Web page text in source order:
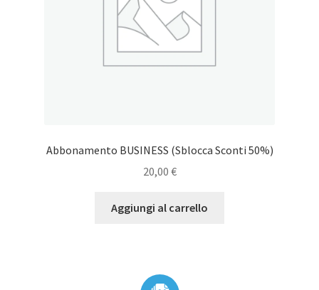
Abbonamento BUSINESS (Sblocca Sconti 50%)
20,00 €
Aggiungi al carrello